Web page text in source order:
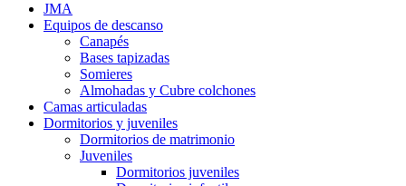
JMA
Equipos de descanso
Canapés
Bases tapizadas
Somieres
Almohadas y Cubre colchones
Camas articuladas
Dormitorios y juveniles
Dormitorios de matrimonio
Juveniles
Dormitorios juveniles